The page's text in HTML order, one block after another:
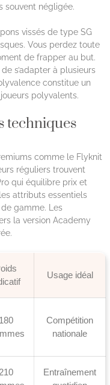
souvent négligée.
vissés de type SG
Vous perdez toute
de frapper au but.
s’adapter à plusieurs
constitue un
polyvalents.
techniques
comme le Flyknit
réguliers trouvent
qui équilibre prix et
attributs essentiels
gamme. Les
la version Academy
Usage idéal
180
Compétition
nationale
210
Entraînement